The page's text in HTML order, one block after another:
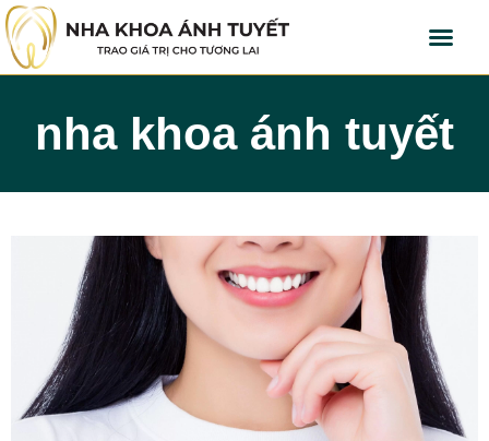
nha khoa ánh tuyết